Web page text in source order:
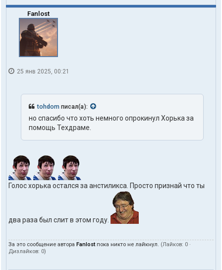
ь
я
d
m
Fanlost
25 янв 2025, 00:21
tohdom писал(а):
но спасибо что хоть немного опрокинул Хорька за
помощь Техдраме.
Голос хорька остался за анстиликса. Просто признай что ты
два раза был слит в этом году.
За это сообщение автора Fanlostпока никто не лайкнул. (Лайков: 0 ·
Дизлайков: 0)